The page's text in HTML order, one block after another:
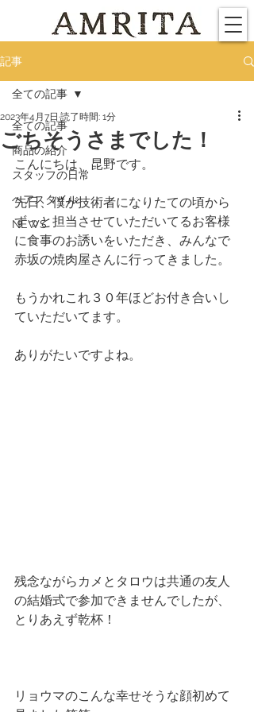
記事
全ての記事
商品の紹介
スタッフの日常
ヘアスタイル
NEWS
全ての記事
ごちそうさまでした！
2023年4月7日 読了時間: 1分
こんにちは、昆野です。
先日、僕が技術者になりたての頃から
ずっと担当させていただいてるお客様
に食事のお誘いをいただき、みんなで
赤坂の焼肉屋さんに行ってきました。
もうかれこれ３０年ほどお付き合いし
ていただいてます。
ありがたいですよね。
残念ながらカメとタロウは共通の友人
の結婚式で参加できませんでしたが、
とりあえず乾杯！
リョウマのこんな幸せそうな顔初めて